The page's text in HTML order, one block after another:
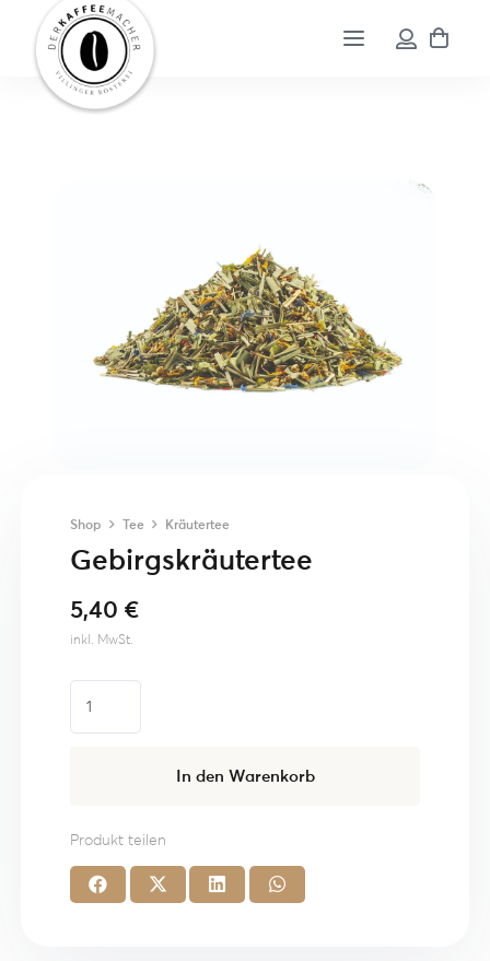
Shop Tee Kräutertee
Gebirgskräutertee
5,40€
inkl. MwSt.
In den Warenkorb
Produkt teilen